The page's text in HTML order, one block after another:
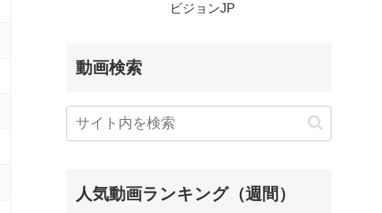
ビジョンJP
動画検索
人気動画ランキング（週間）